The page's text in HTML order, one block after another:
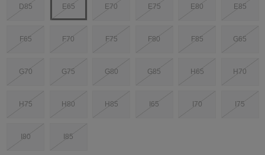
D85 E65 E70 E75 E80 E85
F65 F70 F75 F80 F85 G65
G70 G75 G80 G85 H65 H70
H75 H80 H85 I65 I70 I75
I80 I85